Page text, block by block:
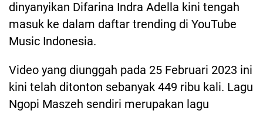
dinyanyikan Difarina Indra Adella kini tengah
masuk ke dalam daftar trending di YouTube
Music Indonesia.
Video yang diunggah pada 25 Februari 2023 ini
kini telah ditonton sebanyak 449 ribu kali. Lagu
Ngopi Maszeh sendiri merupakan lagu